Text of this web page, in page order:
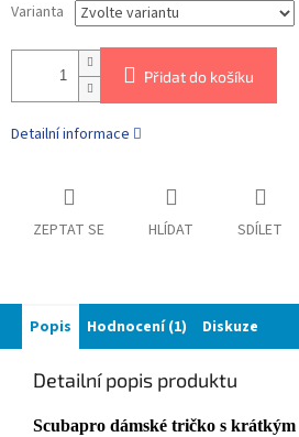
Varianta
Přidat do košíku
Detailní informace
ZEPTAT SE HLÍDAT SDÍLET
Popis Hodnocení (1) Diskuze
Detailní popis produktu
Scubapro dámské tričko s